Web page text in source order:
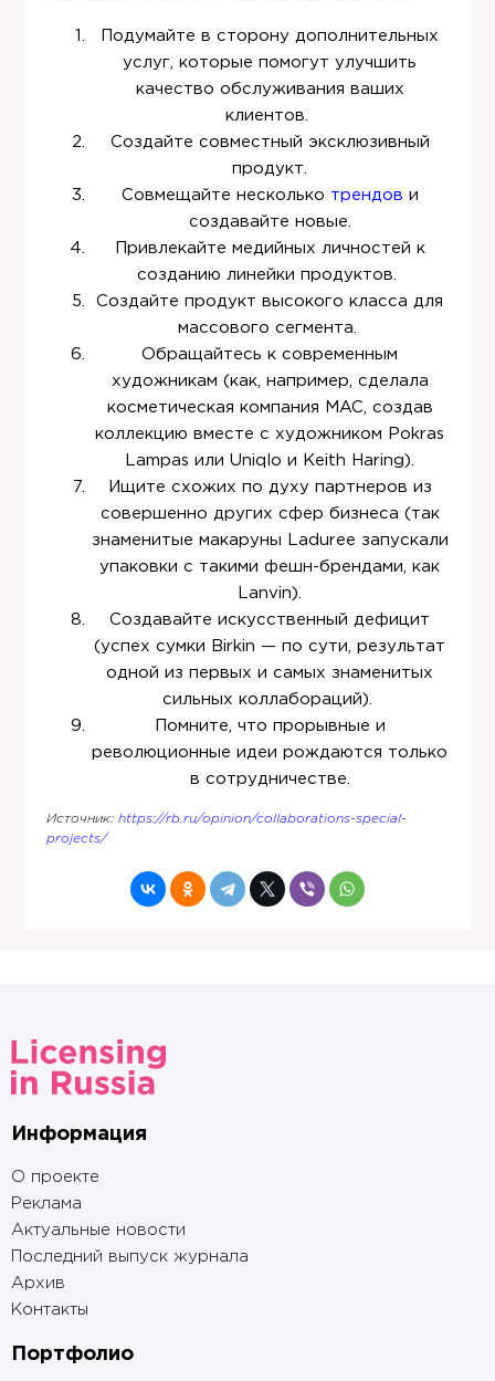
Подумайте в сторону дополнительных
услуг, которые помогут улучшить
качество обслуживания ваших
клиентов.
Создайте совместный эксклюзивный
продукт.
Совмещайте несколько трендов и
создавайте новые.
Привлекайте медийных личностей к
созданию линейки продуктов.
Создайте продукт высокого класса для
массового сегмента.
Обращайтесь к современным
художникам (как, например, сделала
косметическая компания MAC, создав
коллекцию вместе с художником Pokras
Lampas или Uniqlo и Keith Haring).
Ищите схожих по духу партнеров из
совершенно других сфер бизнеса (так
знаменитые макаруны Laduree запускали
упаковки с такими фешн-брендами, как
Lanvin).
Создавайте искусственный дефицит
(успех сумки Birkin — по сути, результат
одной из первых и самых знаменитых
сильных коллабораций).
Помните, что прорывные и
революционные идеи рождаются только
в сотрудничестве.
Источник: https://rb.ru/opinion/collaborations-special-
projects/
Информация
О проекте
Реклама
Актуальные новости
Последний выпуск журнала
Архив
Контакты
Портфолио